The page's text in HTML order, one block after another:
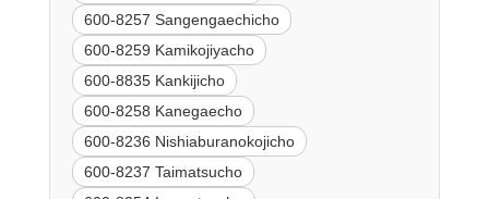
600-8257 Sangengaechicho
600-8259 Kamikojiyacho
600-8835 Kankijicho
600-8258 Kanegaecho
600-8236 Nishiaburanokojicho
600-8237 Taimatsucho